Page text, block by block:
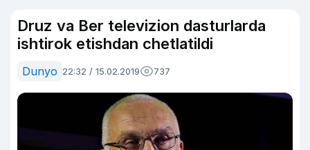
Druz va Ber televizion dasturlarda
ishtirok etishdan chetlatildi
Dunyo 22:32 / 15.02.2019 737